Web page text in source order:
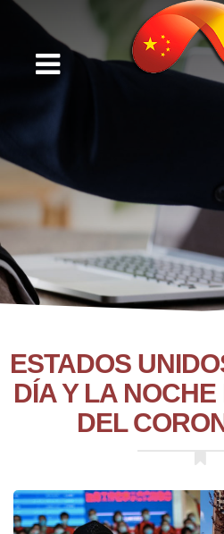
ESTADOS
DÍA Y LA
DEL